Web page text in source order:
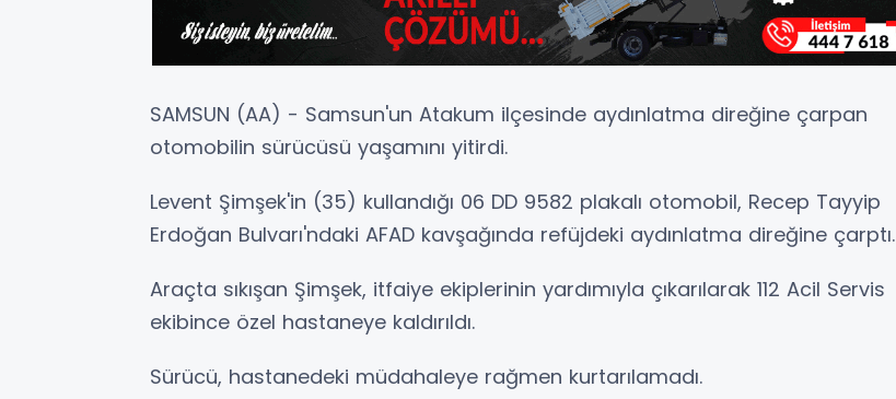
SAMSUN (AA) - Samsun'un Atakum ilçesinde aydınlatma direğine çarpan
otomobilin sürücüsü yaşamını yitirdi.
Levent Şimşek'in (35) kullandığı 06 DD 9582 plakalı otomobil, Recep Tayyip
Erdoğan Bulvarı'ndaki AFAD kavşağında refüjdeki aydınlatma direğine çarptı.
Araçta sıkışan Şimşek, itfaiye ekiplerinin yardımıyla çıkarılarak 112 Acil Servis
ekibince özel hastaneye kaldırıldı.
Sürücü, hastanedeki müdahaleye rağmen kurtarılamadı.